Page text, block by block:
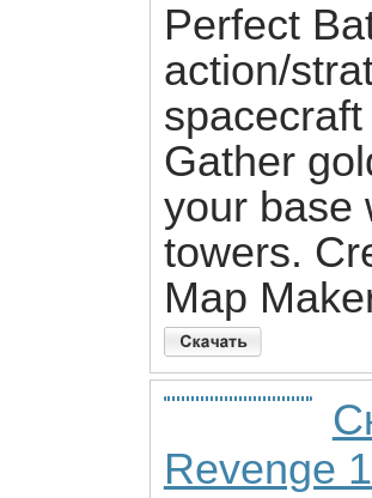
Perfect
action/
Gather
your base
towers.
Map
Revenge